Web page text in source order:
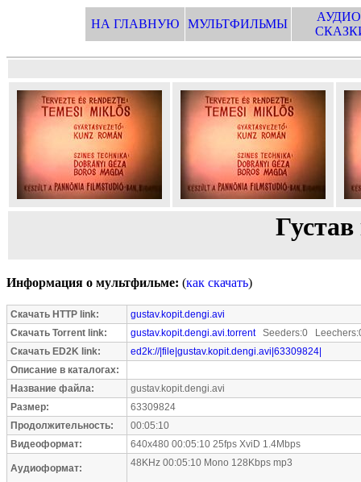
НА ГЛАВНУЮ МУЛЬТФИЛЬМЫ
Информация о мультфильме: (как скачать)
Скачать HTTP link:
gustav.kopit.dengi.avi
Скачать Torrent link:
gustav.kopit.dengi.avi.torrentSeeders:0
Скачать ED2K link:
ed2k://|file|gustav.kopit.dengi.avi|63309824|
Описание в каталогах:
Название файла:
gustav.kopit.dengi.avi
Размер:
63309824
Продолжительность:
00:05:10
Видеоформат:
640x480 00:05:10 25fps XviD 1.4Mbps
Аудиоформат: 48KHz 00:05:10 Mono 128Kbps mp3